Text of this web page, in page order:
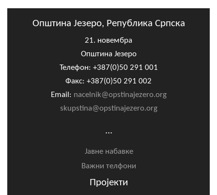
Општина Језеро, Република Српска
21. новембра
Општина Језеро
Телефон: +387(0)50 291 001
Факс: +387(0)50 291 002
Email: nacelnik@opstinajezero.org
skupstina@opstinajezero.org
...
Јавне набавке
Важни телфони
Пројекти